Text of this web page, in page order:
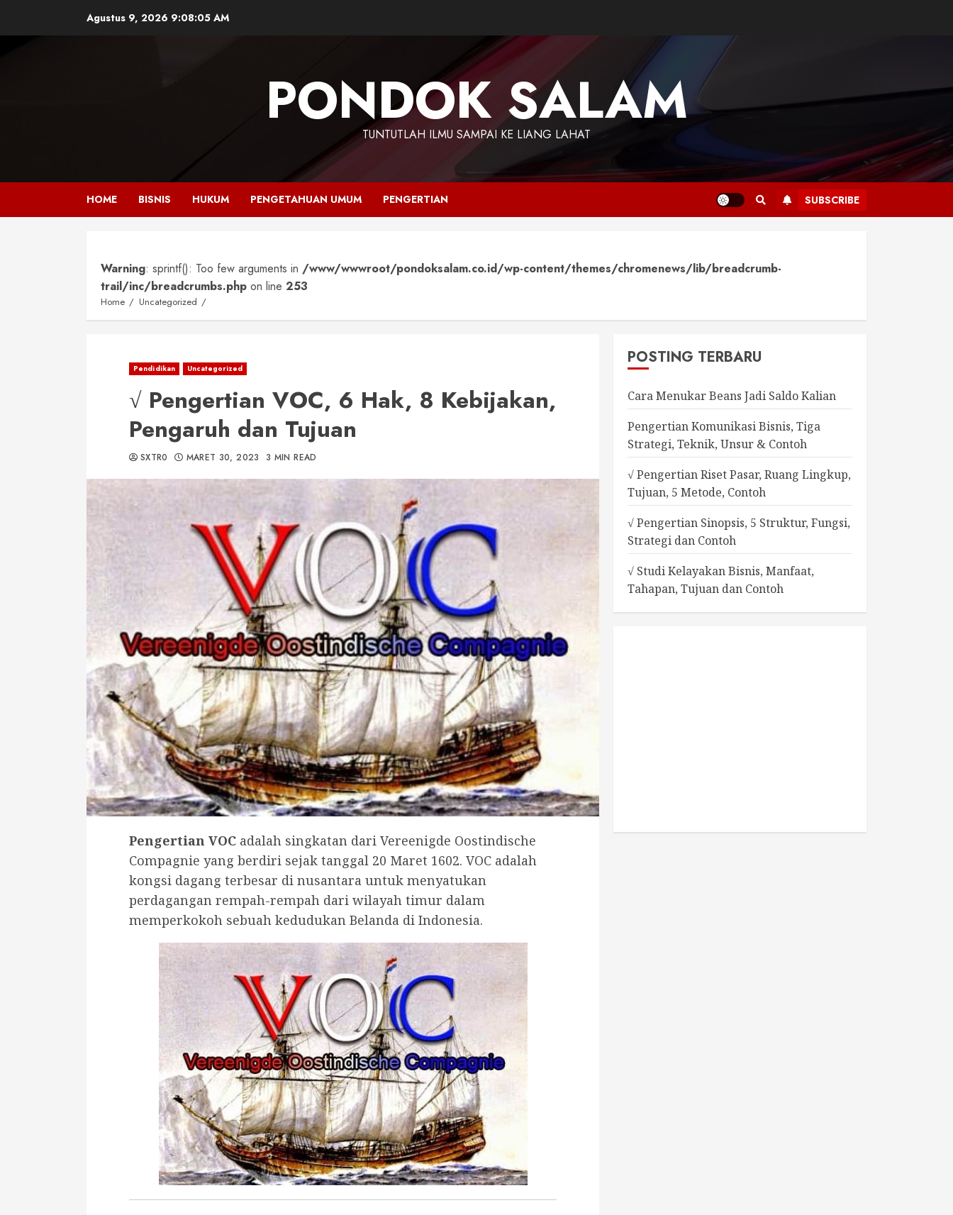
Agustus 9, 2026 9:08:06 AM
PONDOK SALAM
TUNTUTLAH ILMU SAMPAI KE LIANG LAHAT
HOME BISNIS HUKUM PENGETAHUAN UMUM PENGERTIAN SUBSCRIBE
Warning: sprintf(): Too few arguments in /www/wwwroot/pondoksalam.co.id/wp-content/themes/chromenews/lib/breadcrumb-
trail/inc/breadcrumbs.php on line 253
Home Uncategorized
Pendidikan Uncategorized
√ Pengertian VOC, 6 Hak, 8 Kebijakan,
Pengaruh dan Tujuan
SXTR0 MARET 30, 2023 3 MIN READ
Pengertian VOC adalah singkatan dari Vereenigde Oostindische
Compagnie yang berdiri sejak tanggal 20 Maret 1602. VOC adalah
kongsi dagang terbesar di nusantara untuk menyatukan
perdagangan rempah-rempah dari wilayah timur dalam
memperkokoh sebuah kedudukan Belanda di Indonesia.
POSTING TERBARU
Cara Menukar Beans Jadi Saldo Kalian
Pengertian Komunikasi Bisnis, Tiga
Strategi, Teknik, Unsur & Contoh
√ Pengertian Riset Pasar, Ruang Lingkup,
Tujuan, 5 Metode, Contoh
√ Pengertian Sinopsis, 5 Struktur, Fungsi,
Strategi dan Contoh
√ Studi Kelayakan Bisnis, Manfaat,
Tahapan, Tujuan dan Contoh